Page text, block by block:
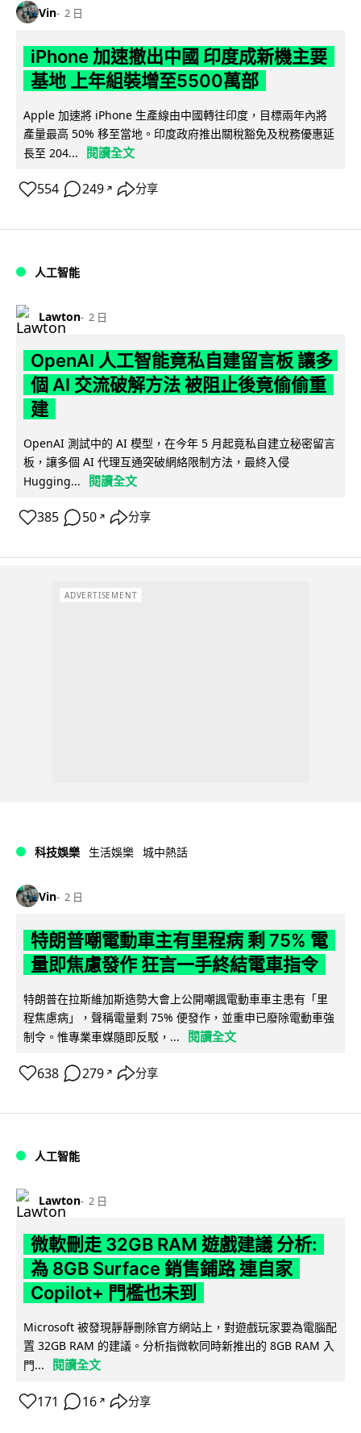
Vin 2 日
iPhone 加速撤出中國 印度成新機主要
基地 上年組裝增至5500萬部
Apple 加速將 iPhone 生產線由中國轉往印度，目標兩年內將
產量最高 50% 移至當地。印度政府推出關稅豁免及稅務優惠延
長至 204...
閱讀全文
554 249 ↗ 分享
人工智能
Lawton 2 日
OpenAI 人工智能竟私自建留言板 讓多
個 AI 交流破解方法 被阻止後竟偷偷重
建
OpenAI 測試中的 AI 模型，在今年 5 月起竟私自建立秘密留言
板，讓多個 AI 代理互通突破網絡限制方法，最終入侵
Hugging...
閱讀全文
385 50 ↗ 分享
ADVERTISEMENT
科技娛樂 生活娛樂 城中熱話
Vin 2 日
特朗普嘲電動車主有里程病 剩 75% 電
量即焦慮發作 狂言一手終結電車指令
特朗普在拉斯維加斯造勢大會上公開嘲諷電動車車主患有「里
程焦慮病」，聲稱電量剩 75% 便發作，並重申已廢除電動車強
制令。惟專業車媒隨即反駁，...
閱讀全文
638 279 ↗ 分享
人工智能
Lawton 2 日
微軟刪走 32GB RAM 遊戲建議 分析:
為 8GB Surface 銷售鋪路 連自家
Copilot+ 門檻也未到
Microsoft 被發現靜靜刪除官方網站上，對遊戲玩家要為電腦配
置 32GB RAM 的建議。分析指微軟同時新推出的 8GB RAM 入
門...
閱讀全文
171 16 ↗ 分享